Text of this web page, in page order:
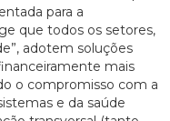
para a
que todos os setores,
adotem soluções
mais
o compromisso com a
e da saúde